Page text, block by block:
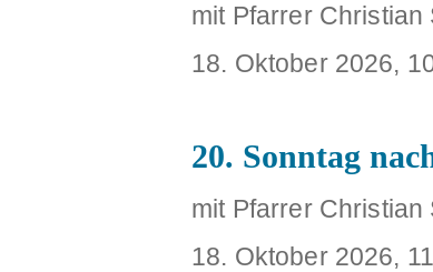
mit Pfarrer Christian
18. Oktober 2026,
20. Sonntag
mit Pfarrer Christian
18. Oktober 2026,